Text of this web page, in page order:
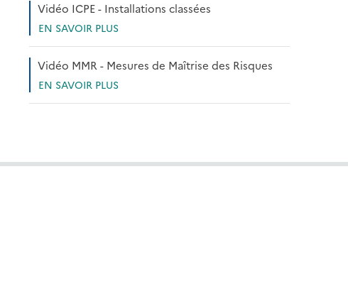
Vidéo ICPE - Installations classées
EN SAVOIR PLUS
Vidéo MMR - Mesures de Maîtrise des Risques
EN SAVOIR PLUS